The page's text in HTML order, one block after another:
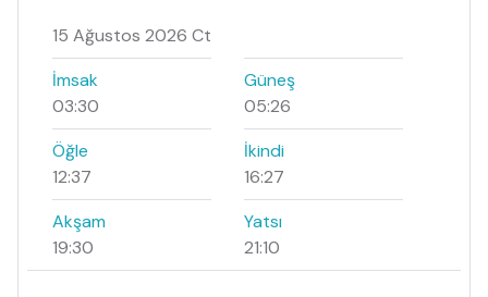
15 Ağustos 2026 Ct
İmsak
03:30
Güneş
05:26
Öğle
12:37
İkindi
16:27
Akşam
19:30
Yatsı
21:10